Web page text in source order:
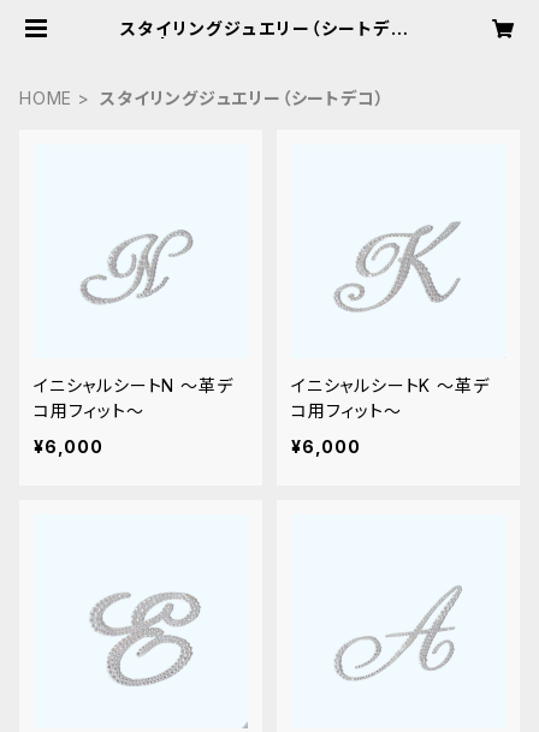
スタイリングジュエリー（シートデコ）
HOME スタイリングジュエリー（シートデコ）
イニシャルシートN 〜革デ
コ用フィット〜
¥6,000
イニシャルシートK 〜革デ
コ用フィット〜
¥6,000